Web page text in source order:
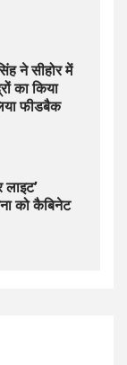
ने सीहोर में
का किया
फीडबैक
को कैबिनेट